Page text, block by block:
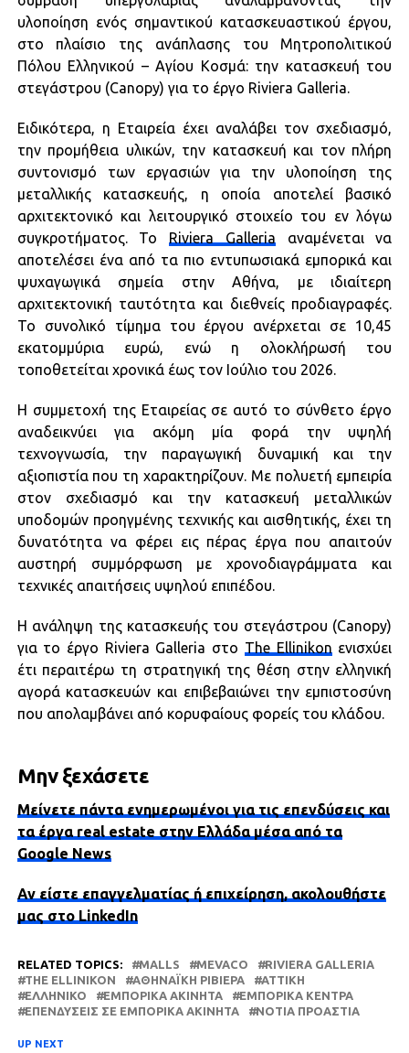
υλοποίηση ενός σημαντικού κατασκευαστικού έργου,
στο πλαίσιο της ανάπλασης του Μητροπολιτικού
Πόλου Ελληνικού – Αγίου Κοσμά: την κατασκευή του
στεγάστρου (Canopy) για το έργο Riviera Galleria.
Ειδικότερα, η Εταιρεία έχει αναλάβει τον σχεδιασμό,
την προμήθεια υλικών, την κατασκευή και τον πλήρη
συντονισμό των εργασιών για την υλοποίηση της
μεταλλικής κατασκευής, η οποία αποτελεί βασικό
αρχιτεκτονικό και λειτουργικό στοιχείο του εν λόγω
συγκροτήματος. Το Riviera Galleria αναμένεται να
αποτελέσει ένα από τα πιο εντυπωσιακά εμπορικά και
ψυχαγωγικά σημεία στην Αθήνα, με ιδιαίτερη
αρχιτεκτονική ταυτότητα και διεθνείς προδιαγραφές.
Το συνολικό τίμημα του έργου ανέρχεται σε 10,45
εκατομμύρια ευρώ, ενώ η ολοκλήρωσή του
τοποθετείται χρονικά έως τον Ιούλιο του 2026.
Η συμμετοχή της Εταιρείας σε αυτό το σύνθετο έργο
αναδεικνύει για ακόμη μία φορά την υψηλή
τεχνογνωσία, την παραγωγική δυναμική και την
αξιοπιστία που τη χαρακτηρίζουν. Με πολυετή εμπειρία
στον σχεδιασμό και την κατασκευή μεταλλικών
υποδομών προηγμένης τεχνικής και αισθητικής, έχει τη
δυνατότητα να φέρει εις πέρας έργα που απαιτούν
αυστηρή συμμόρφωση με χρονοδιαγράμματα και
τεχνικές απαιτήσεις υψηλού επιπέδου.
Η ανάληψη της κατασκευής του στεγάστρου (Canopy)
για το έργο Riviera Galleria στο The Ellinikon ενισχύει
έτι περαιτέρω τη στρατηγική της θέση στην ελληνική
αγορά κατασκευών και επιβεβαιώνει την εμπιστοσύνη
που απολαμβάνει από κορυφαίους φορείς του κλάδου.
Μην ξεχάσετε
Μείνετε πάντα ενημερωμένοι για τις επενδύσεις και
τα έργα real estate στην Ελλάδα μέσα από τα
Google News
Αν είστε επαγγελματίας ή επιχείρηση, ακολουθήστε
μας στο LinkedIn
RELATED TOPICS: MALLS MEVACO
RIVIERA GALLERIA
THE ELLINIKON
ΑΘΗΝΑΪΚΉ ΡΙΒΙΈΡΑ
ΑΤΤΙΚΗ
ΕΛΛΗΝΙΚΌ
ΕΜΠΟΡΙΚΆ ΑΚΊΝΗΤΑ
ΕΜΠΟΡΙΚΆ ΚΈΝΤΡΑ
ΕΠΕΝΔΎΣΕΙΣ ΣΕ ΕΜΠΟΡΙΚΆ ΑΚΊΝΗΤΑ
ΝΌΤΙΑ ΠΡΟΆΣΤΙΑ
UP NEXT